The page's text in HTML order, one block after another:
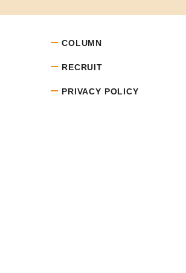
COLUMN
RECRUIT
PRIVACY POLICY